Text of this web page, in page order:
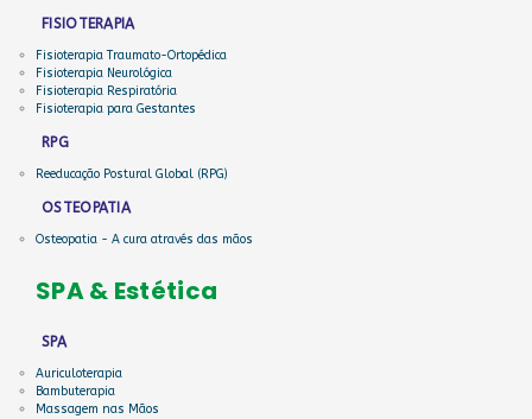
FISIOTERAPIA
Fisioterapia Traumato-Ortopédica
Fisioterapia Neurológica
Fisioterapia Respiratória
Fisioterapia para Gestantes
RPG
Reeducação Postural Global (RPG)
OSTEOPATIA
Osteopatia - A cura através das mãos
SPA & Estética
SPA
Auriculoterapia
Bambuterapia
Massagem nas Mãos